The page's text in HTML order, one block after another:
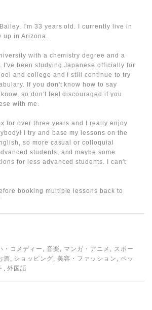
I'm 33 years old. I currently live in
up in Arizona.
with a chemistry degree and a
I've been studying Japanese officially for
and college and I still continue to try
If you don't know how to say
so don't feel discouraged if you
with me.
for over three years and I really enjoy
I try and base my lessons on the
so more casual or colloquial
students, and maybe some
for less advanced students. I can't
booking multiple lessons back to
・コメディー, 音楽, マンガ・アニメ, スポー
酒, ショッピング, 美容・ファッション, ペッ
, 外国語